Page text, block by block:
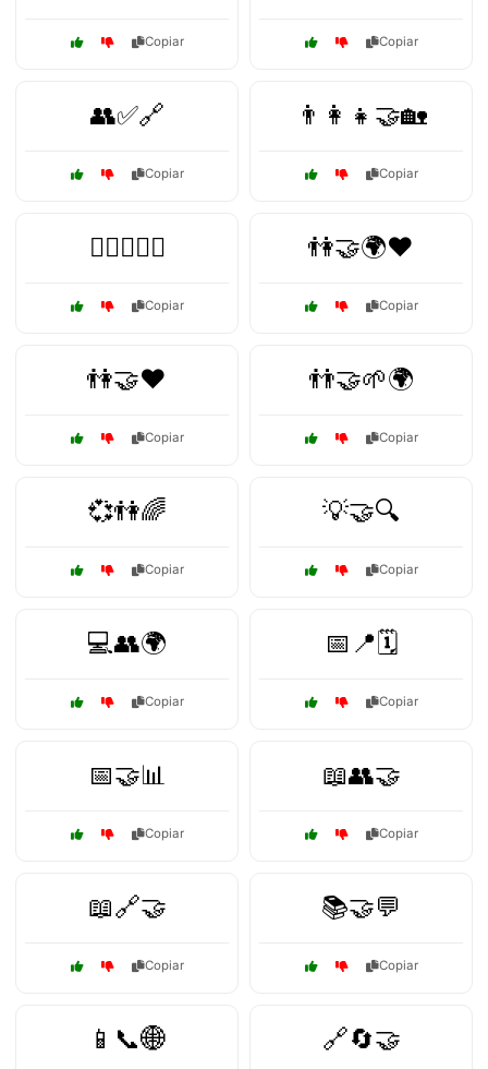
Copiar Copiar
👥✅🔗
Copiar
👨‍👩‍👧🤝🏡
Copiar
👨‍⚖️👩‍⚖️⚖️
Copiar
👫🤝🌍❤️
Copiar
👫🤝❤️
Copiar
👬🤝🌱🌍
Copiar
💞👫🌈
Copiar
💡🤝🔍
Copiar
💻👥🌍
Copiar
📅📍🗓️
Copiar
📅🤝📊
Copiar
📖👥🤝
Copiar
📖🔗🤝
Copiar
📚🤝💬
Copiar
📱📞🌐 🔗🔄🤝